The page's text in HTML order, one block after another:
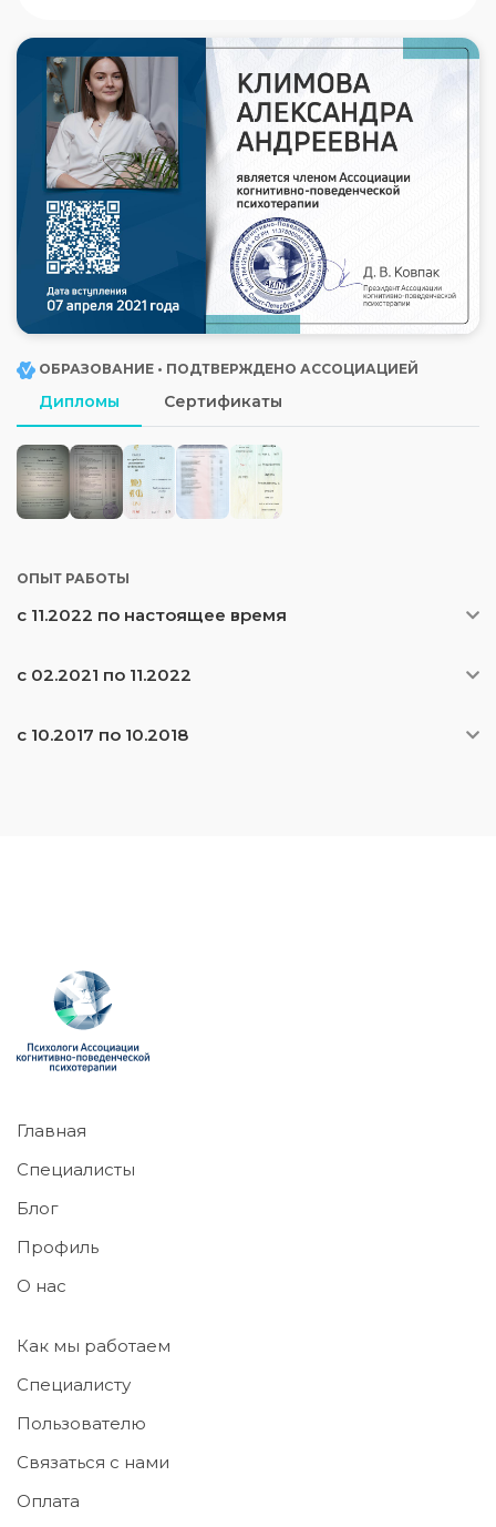
ОБРАЗОВАНИЕ • ПОДТВЕРЖДЕНО АССОЦИАЦИЕЙ
Дипломы Сертификаты
ОПЫТ РАБОТЫ
с 11.2022 по настоящее время
с 02.2021 по 11.2022
с 10.2017 по 10.2018
Главная
Специалисты
Блог
Профиль
О нас
Как мы работаем
Специалисту
Пользователю
Связаться с нами
Оплата